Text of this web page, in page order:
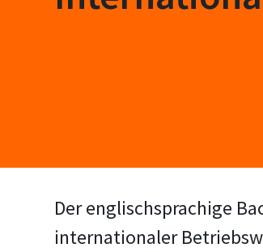
Der englischsprachige
internationaler